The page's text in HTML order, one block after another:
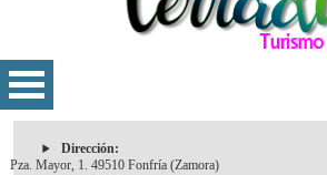
Dirección:
Pza. Mayor, 1. 49510 Fonfría (Zamora)